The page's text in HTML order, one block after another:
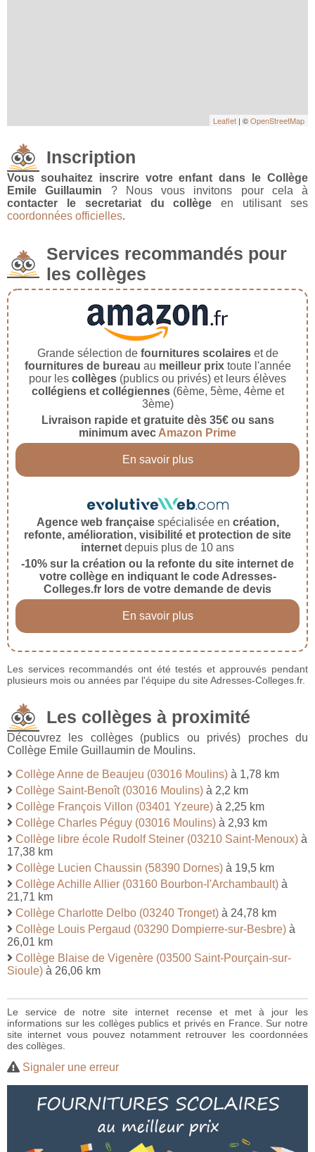
Leaflet | ©OpenStreetMap
Inscription
Vous souhaitez inscrire votre enfant dans le Collège
Emile Guillaumin ? Nous vous invitons pour cela à
contacter le secretariat du collège en utilisant ses
coordonnées officielles.
Services recommandés pour
les collèges
Grande sélection de fournitures scolaireset de
fournitures de bureau au meilleur prixtoute l'année
pour les collèges (publics ou privés) et leurs élèves
collégiens et collégiennes(6ème, 5ème, 4ème et
3ème)
Livraison rapide et gratuite dès 35€ ou sans
minimum avec Amazon Prime
En savoir plus
Agence web françaisespécialisée en création,
refonte, amélioration, visibilité et protection de site
internet depuis plus de 10 ans
-10% sur la création ou la refonte du site internet de
votre collège en indiquant le code Adresses-
Colleges.fr lors de votre demande de devis
En savoir plus
Les services recommandés ont été testés et approuvés pendant
plusieurs mois ou années par l'équipe du site Adresses-Colleges.fr.
Les collèges à proximité
Découvrez les collèges (publics ou privés) proches du
Collège Emile Guillaumin de Moulins.
Collège Anne de Beaujeu (03016 Moulins) à 1,78 km
Collège Saint-Benoît (03016 Moulins) à 2,2 km
Collège François Villon (03401 Yzeure) à 2,25 km
Collège Charles Péguy (03016 Moulins) à 2,93 km
Collège libre école Rudolf Steiner (03210 Saint-Menoux) à
17,38 km
Collège Lucien Chaussin (58390 Dornes) à 19,5 km
Collège Achille Allier (03160 Bourbon-l'Archambault) à
21,71 km
Collège Charlotte Delbo (03240 Tronget) à 24,78 km
Collège Louis Pergaud (03290 Dompierre-sur-Besbre) à
26,01 km
Collège Blaise de Vigenère (03500 Saint-Pourçain-sur-
Sioule) à 26,06 km
Le service de notre site internet recense et met à jour les
informations sur les collèges publics et privés en France. Sur notre
site internet vous pouvez notamment retrouver les coordonnées
des collèges.
Signaler une erreur